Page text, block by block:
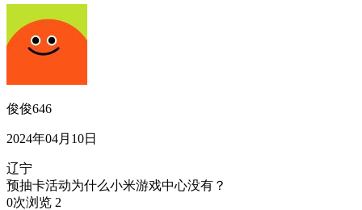
俊俊646
2024年04月10日
辽宁
预抽卡活动为什么小米游戏中心没有？
0次浏览 2